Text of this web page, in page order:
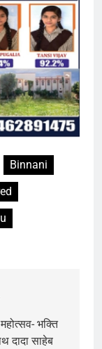
Binnani
भक्ति
दादा साहेब